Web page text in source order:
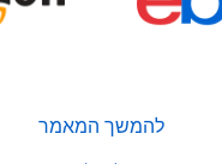
להמשך המאמר